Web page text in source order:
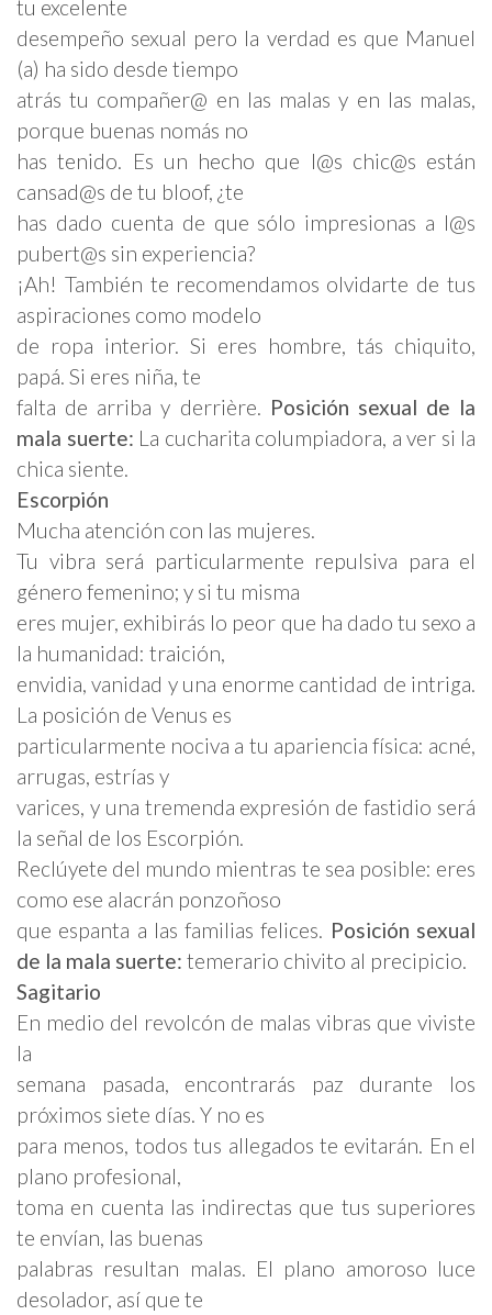
tu excelente
desempeño sexual pero la verdad es que Manuel
(a) ha sido desde tiempo
atrás tu compañer@ en las malas y en las malas,
porque buenas nomás no
has tenido. Es un hecho que l@s chic@s están
cansad@s de tu bloof, ¿te
has dado cuenta de que sólo impresionas a l@s
pubert@s sin experiencia?
¡Ah! También te recomendamos olvidarte de tus
aspiraciones como modelo
de ropa interior. Si eres hombre, tás chiquito,
papá. Si eres niña, te
falta de arriba y derrière.
Posición sexual de la
mala suerte: La cucharita columpiadora, a ver si la
chica siente.
Escorpión
Mucha atención con las mujeres.
Tu vibra será particularmente repulsiva para el
género femenino; y si tu misma
eres mujer, exhibirás lo peor que ha dado tu sexo a
la humanidad: traición,
envidia, vanidad y una enorme cantidad de intriga.
La posición de Venus es
particularmente nociva a tu apariencia física: acné,
arrugas, estrías y
varices, y una tremenda expresión de fastidio será
la señal de los Escorpión.
Reclúyete del mundo mientras te sea posible: eres
como ese alacrán ponzoñoso
que espanta a las familias felices. Posición sexual
de la mala suerte: temerario chivito al precipicio.
Sagitario
En medio del revolcón de malas vibras que viviste
la
semana pasada, encontrarás paz durante los
próximos siete días. Y no es
para menos, todos tus allegados te evitarán. En el
plano profesional,
toma en cuenta las indirectas que tus superiores
te envían, las buenas
palabras resultan malas. El plano amoroso luce
desolador, así que te